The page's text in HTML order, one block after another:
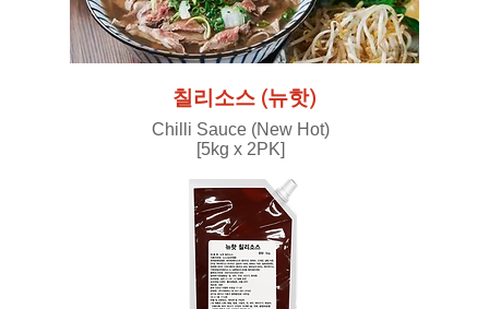
​칠리소스 (뉴핫)
Chilli Sauce (New Hot)
[5kg x 2PK]